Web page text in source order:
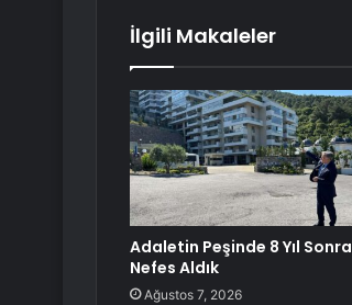
İlgili Makaleler
Adaletin Peşinde 8 Yıl Sonra
Nefes Aldık
Ağustos 7, 2026